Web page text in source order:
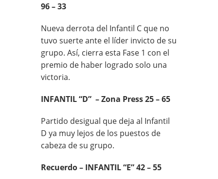
96 – 33
Nueva derrota del Infantil C que no
tuvo suerte ante el líder invicto de su
grupo. Así, cierra esta Fase 1 con el
premio de haber logrado solo una
victoria.
INFANTIL “D” – Zona Press 25 – 65
Partido desigual que deja al Infantil
D ya muy lejos de los puestos de
cabeza de su grupo.
Recuerdo – INFANTIL “E” 42 – 55